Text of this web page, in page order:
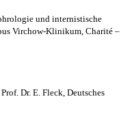
und internistische
Virchow-Klinikum, Charité –
Dr. E. Fleck, Deutsches